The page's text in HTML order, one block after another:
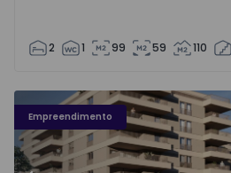
2 1 99 59 110
Empreendimento
Fachada PLENO JARDIM - 3